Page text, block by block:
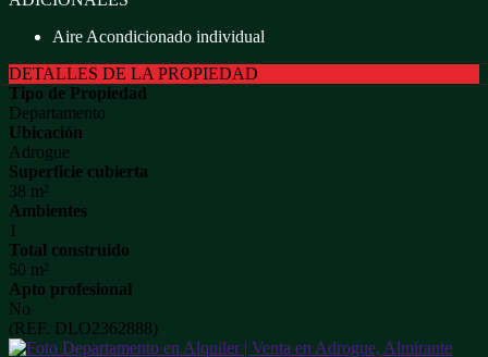
Aire Acondicionado individual
DETALLES DE LA PROPIEDAD
Tipo de Propiedad
Departamento
Ubicación
Adrogue
Superficie cubierta
38 m²
Ambientes
1
Total construido
50 m²
Apto profesional
No
(REF. DLO2362888)